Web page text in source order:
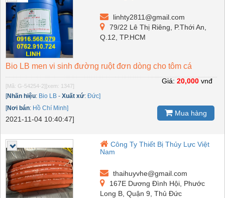
linhty2811@gmail.com
79/22 Lê Thị Riêng, P.Thới An,
Q.12, TP.HCM
Bio LB men vi sinh đường ruột đơn dòng cho tôm cá
[Mã: G-54254-2][xem: 1347]
[Nhãn hiệu: Bio LB - Xuất xứ: Đức]
[Nơi bán: Hồ Chí Minh]
2021-11-04 10:40:47]
Giá: 20,000 vnđ
Mua hàng
Công Ty Thiết Bị Thủy Lực Việt
Nam
thaihuyvhe@gmail.com
167E Dương Đình Hội, Phước
Long B, Quận 9, Thủ Đức